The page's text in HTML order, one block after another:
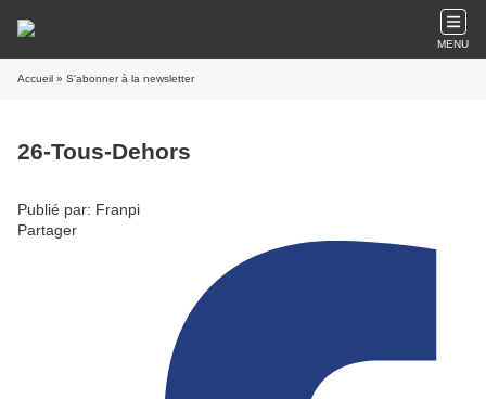
MENU
Accueil » S'abonner à la newsletter
26-Tous-Dehors
Publié par: Franpi
Partager